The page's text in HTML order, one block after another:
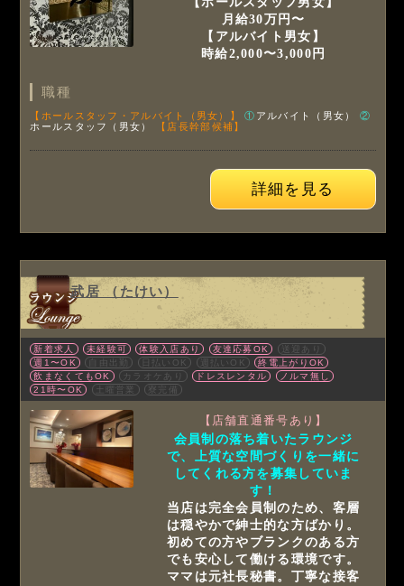
月給30万円〜
【アルバイト男女】
時給2,000〜3,000円
職種
【ホールスタッフ・アルバイト（男女）】 ① アルバイト（男女） ②
ホールスタッフ（男女）
【店長幹部候補】
詳細を見る
武居 （たけい）
新着求人 未経験可 体験入店あり 友達応募OK
送迎あり
週1〜OK
自由出勤 日払いOK 週払いOK
終電上がりOK
飲まなくてもOK
カラオケあり ドレスレンタル
ノルマ無し
21時〜OK
土曜営業 寮完備
【店舗直通番号あり】
会員制の落ち着いたラウンジ
で、上質な空間づくりを一緒に
してくれる方を募集していま
す！
当店は完全会員制のため、客層
は穏やかで紳士的な方ばかり。
初めての方やブランクのある方
でも安心して働ける環境です。
ママは元社長秘書。丁寧な接客